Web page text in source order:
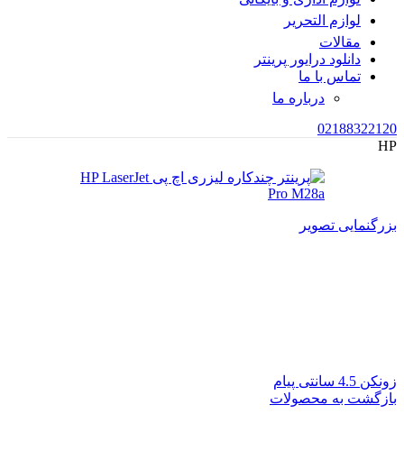
لوازم التحریر
مقالات
دانلود درایور پرینتر
تماس با ما
درباره ما
02188322120
HP
بزرگنمایی تصویر
زونکن 4.5 سانتی پیام
بازگشت به محصولات